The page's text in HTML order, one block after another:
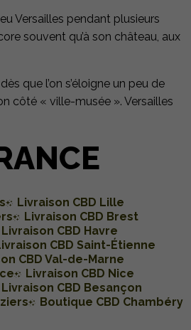
Versailles pendant plusieurs
souvent qu’à son château, aux
que l’on s’éloigne un peu de
côté « ville-musée ». Versailles
Livraison CBD Lille
Livraison CBD Brest
Livraison CBD Havre
CBD Saint-Étienne
CBD Val-de-Marne
Livraison CBD Nice
Livraison CBD Besançon
Boutique CBD Chambéry